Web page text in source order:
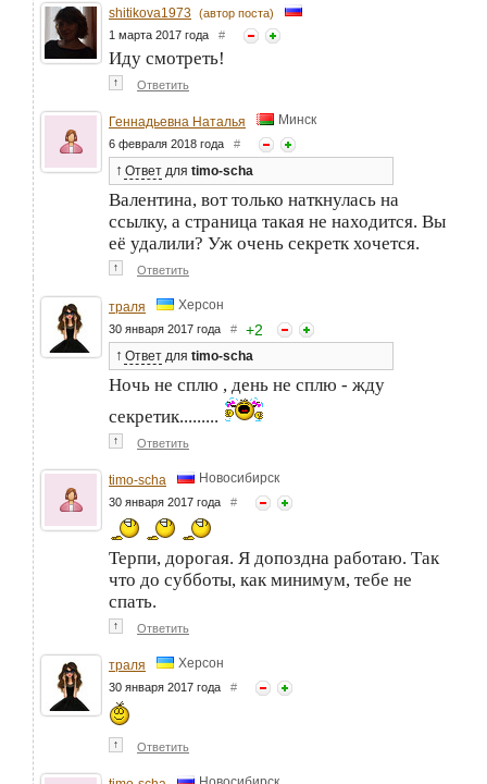
shitikova1973 (автор поста)
1 марта 2017 года #
Иду смотреть!
↑ Ответить
Геннадьевна Наталья Минск
6 февраля 2018 года #
↑ Ответ для timo-scha
Валентина, вот только наткнулась на
ссылку, а страница такая не находится. Вы
её удалили? Уж очень секретк хочется.
↑ Ответить
траля Херсон
30 января 2017 года # +2
↑ Ответ для timo-scha
Ночь не сплю , день не сплю - жду
секретик.........
↑ Ответить
timo-scha Новосибирск
30 января 2017 года #
Терпи, дорогая. Я допоздна работаю. Так
что до субботы, как минимум, тебе не
спать.
↑ Ответить
траля Херсон
30 января 2017 года #
↑ Ответить